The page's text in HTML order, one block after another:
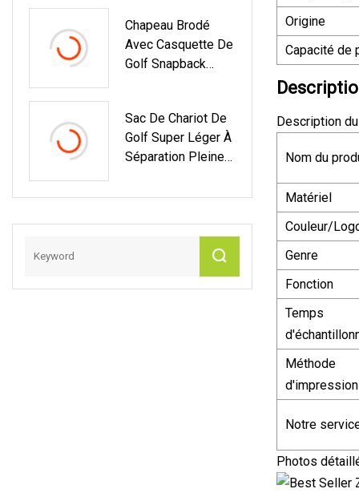
Chapeau Brodé
Avec Casquette De
Golf Snapback
Sac De Chariot De
Golf Super Léger À
Séparation Pleine
Voies
Origine
Capacité de
Description
Nom du
Matériel
Couleur/
Genre
Fonction
Temps
Méthode
d'impression
Notre
Photos